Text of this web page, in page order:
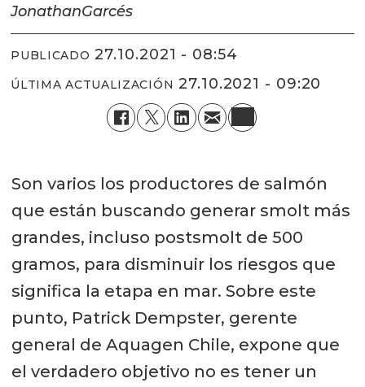
JonathanGarcés
PUBLICADO 27.10.2021 - 08:54
ÚLTIMA ACTUALIZACIÓN 27.10.2021 - 09:20
Son varios los productores de salmón
que están buscando generar smolt más
grandes, incluso postsmolt de 500
gramos, para disminuir los riesgos que
significa la etapa en mar. Sobre este
punto, Patrick Dempster, gerente
general de Aquagen Chile, expone que
el verdadero objetivo no es tener un